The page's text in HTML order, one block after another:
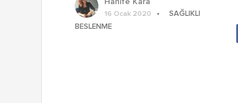
Hanife Kara
16 Ocak 2020
SAĞLIKLI
BESLENME